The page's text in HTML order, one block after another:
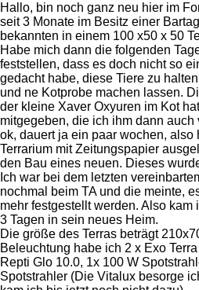
Hallo, bin noch ganz neu hier im
seit 3 Monate im Besitz einer
bekannten in einem 100 x50 x 50
Habe mich dann die folgenden
feststellen, dass es doch nicht so
gedacht habe, diese Tiere zu
und ne Kotprobe machen lassen.
der kleine Xaver Oxyuren im Kot
mitgegeben, die ich ihm dann
ok, dauert ja ein paar wochen, also
Terrarium mit Zeitungspapier
den Bau eines neuen. Dieses
Ich war bei dem letzten
nochmal beim TA und die meinte,
mehr festgestellt werden. Also kam
3 Tagen in sein neues Heim.
Die größe des Terras beträgt
Beleuchtung habe ich 2 x Exo
Repti Glo 10.0, 1x 100 W
Spotstrahler (Die Vitalux besorge